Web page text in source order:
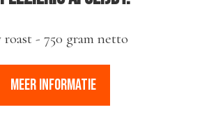
- 750 gram netto
MEER INFORMATIE